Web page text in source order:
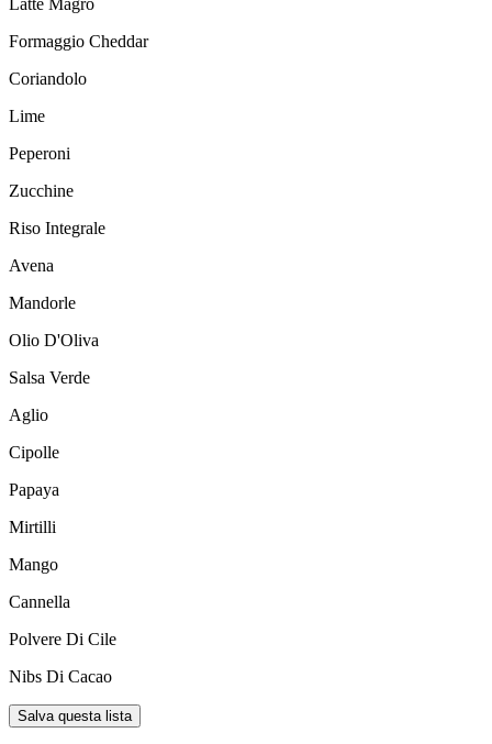
Latte Magro
Formaggio Cheddar
Coriandolo
Lime
Peperoni
Zucchine
Riso Integrale
Avena
Mandorle
Olio D'Oliva
Salsa Verde
Aglio
Cipolle
Papaya
Mirtilli
Mango
Cannella
Polvere Di Cile
Nibs Di Cacao
Salva questa lista